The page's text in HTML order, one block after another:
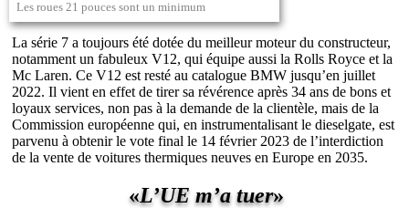
Les roues 21 pouces sont un minimum
La série 7 a toujours été dotée du meilleur moteur du constructeur,
notamment un fabuleux V12, qui équipe aussi la Rolls Royce et la
Mc Laren. Ce V12 est resté au catalogue BMW jusqu’en juillet
2022. Il vient en effet de tirer sa révérence après 34 ans de bons et
loyaux services, non pas à la demande de la clientèle, mais de la
Commission européenne qui, en instrumentalisant le dieselgate, est
parvenu à obtenir le vote final le 14 février 2023 de l’interdiction
de la vente de voitures thermiques neuves en Europe en 2035.
«L’UE m’a tuer»